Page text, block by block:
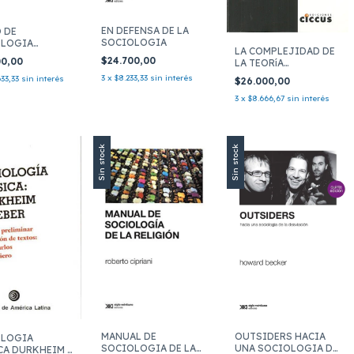
DE
sin interés
EN DEFENSA DE LA
SOCIOLOGIA
$24.700,00
3 x $8.233,33 sin interés
LA COMPLEJIDAD DE
LA TEORíA
SOCIOLóGICA
$26.000,00
3 x $8.666,67 sin interés
DURKHEIM Y
Sin stock
MANUAL DE
SOCIOLOGIA DE LA
Sin stock
OUTSIDERS HACIA
UNA SOCIOLOGIA DE